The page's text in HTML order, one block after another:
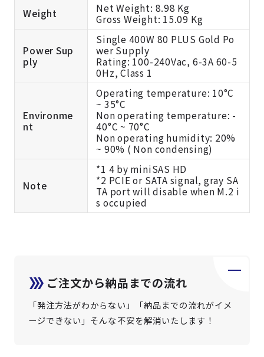
Weight
Net Weight: 8.98 Kg
Gross Weight: 15.09 Kg
Power Sup
ply
Single 400W 80 PLUS Gold Po
wer Supply
Rating: 100-240Vac, 6-3A 60-5
0Hz, Class 1
Environme
nt
Operating temperature: 10°C
~ 35°C
Non operating temperature: -
40°C ~ 70°C
Non operating humidity: 20%
~ 90% ( Non condensing)
Note
*1 4 by miniSAS HD
*2 PCIE or SATA signal, gray SA
TA port will disable when M.2 i
s occupied
ご注文から納品までの流れ
「発注方法がわからない」「納品までの流れがイメ
ージできない」そんな不安を解消いたします！